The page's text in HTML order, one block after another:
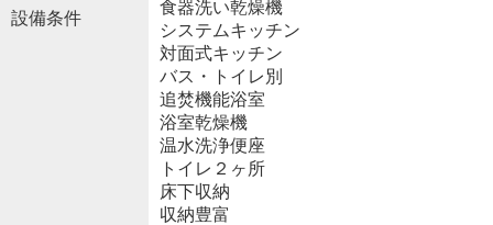
設備条件
食器洗い乾燥機
システムキッチン
対面式キッチン
バス・トイレ別
追焚機能浴室
浴室乾燥機
温水洗浄便座
トイレ２ヶ所
床下収納
収納豊富